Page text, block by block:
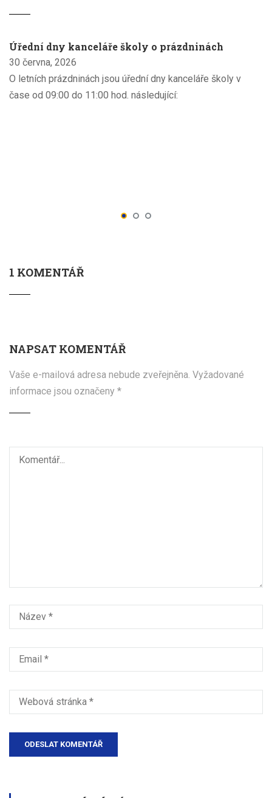
Úřední dny kanceláře školy o prázdninách
30 června, 2026
O letních prázdninách jsou úřední dny kanceláře školy v
čase od 09:00 do 11:00 hod. následující:
1 KOMENTÁŘ
NAPSAT KOMENTÁŘ
Vaše e-mailová adresa nebude zveřejněna. Vyžadované
informace jsou označeny *